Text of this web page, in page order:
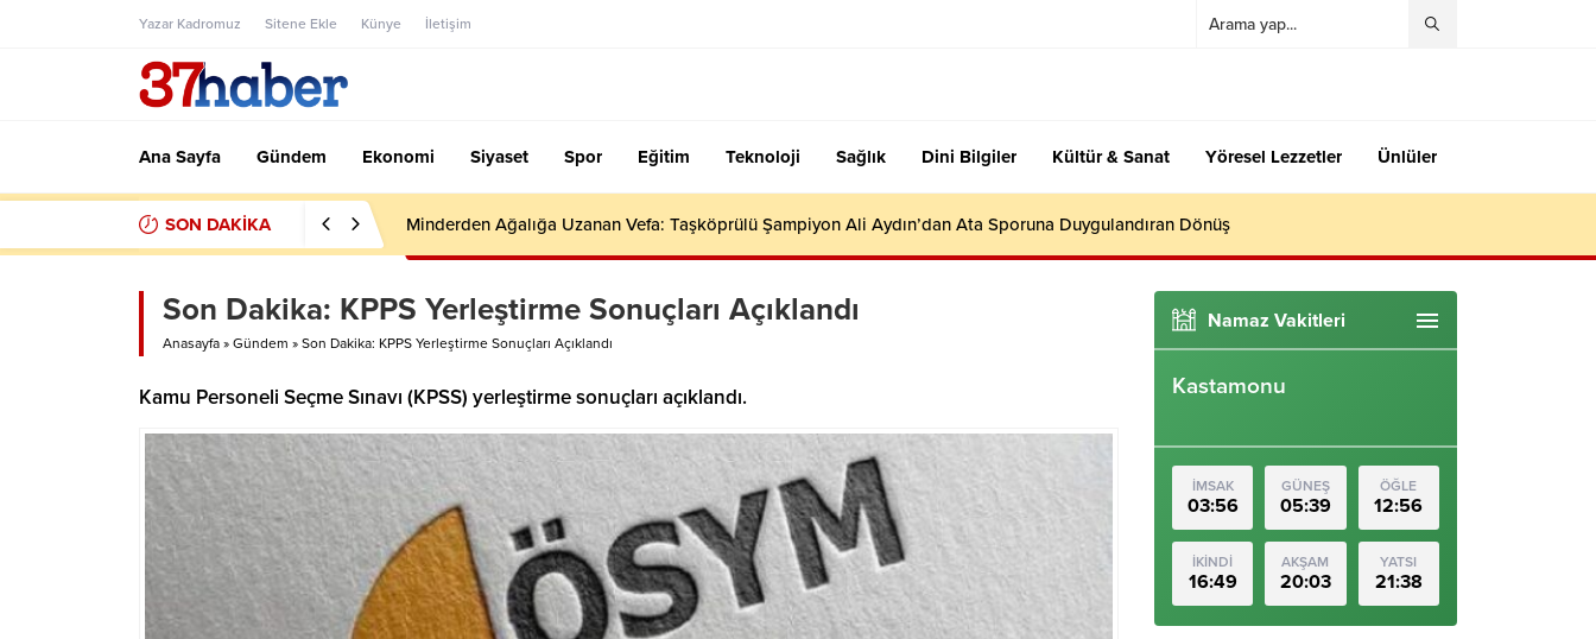
Yazar Kadromuz Sitene Ekle Künye İletişim
Ana Sayfa Gündem Ekonomi Siyaset Spor Eğitim Teknoloji Sağlık Dini Bilgiler Kültür & Sanat Yöresel Lezzetler Ünlüler
SON DAKİKA Minderden Ağalığa Uzanan Vefa: Taşköprülü Şampiyon Ali Aydın’dan Ata Sporuna Duygulandıran Dönüş
Son Dakika: KPPS Yerleştirme Sonuçları Açıklandı
Anasayfa » Gündem » Son Dakika: KPPS Yerleştirme Sonuçları Açıklandı
Kamu Personeli Seçme Sınavı (KPSS) yerleştirme sonuçları açıklandı.
Namaz Vakitleri
Kastamonu
İMSAK
03:56
GÜNEŞ
05:39
ÖĞLE
12:56
İKİNDİ
16:49
AKŞAM
20:03
YATSI
21:38